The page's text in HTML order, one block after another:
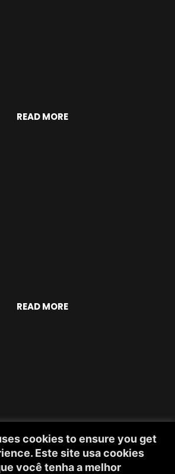
cookies to ensure you get
Este site usa cookies
você tenha a melhor
READ MORE
READ MORE